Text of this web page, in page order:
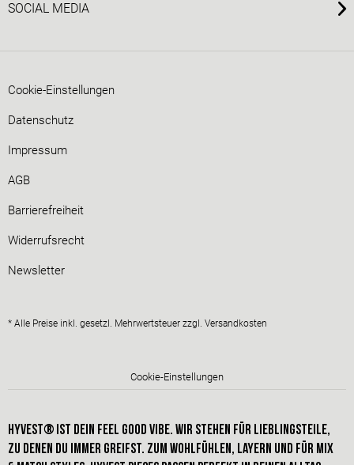
SOCIAL MEDIA
Cookie-Einstellungen
Datenschutz
Impressum
AGB
Barrierefreiheit
Widerrufsrecht
Newsletter
* Alle Preise inkl. gesetzl. Mehrwertsteuer zzgl. Versandkosten
Cookie-Einstellungen
HYVEST® IST dein FEEL GOOD VIBE. Wir stehen für Lieblingsteile,
zu denen du immer greifst. Zum Wohlfühlen, Layern und für Mix